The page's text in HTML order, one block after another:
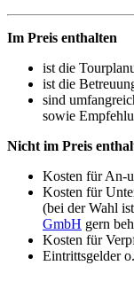
Im Preis enthalten
ist die
ist die
sind
sowie
Nicht im Preis
Kosten für An-
Kosten für
(bei der Wahl
GmbH gern
Kosten für
Eintrittsgelder